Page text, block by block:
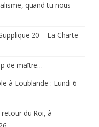
quand tu nous
20 – La Charte
de maître…
à Loublande : Lundi 6
du Roi, à